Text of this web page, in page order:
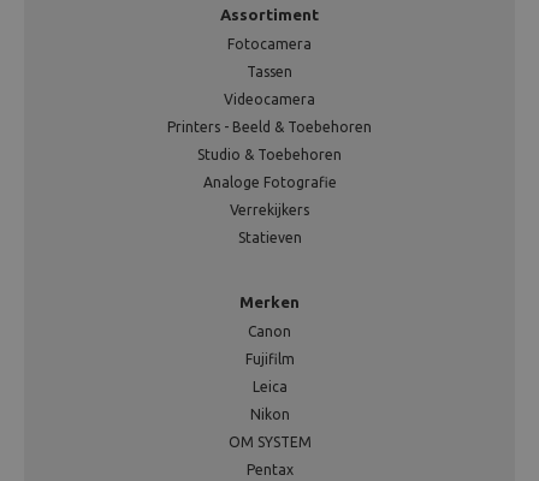
Assortiment
Fotocamera
Tassen
Videocamera
Printers - Beeld & Toebehoren
Studio & Toebehoren
Analoge Fotografie
Verrekijkers
Statieven
Merken
Canon
Fujifilm
Leica
Nikon
OM SYSTEM
Pentax